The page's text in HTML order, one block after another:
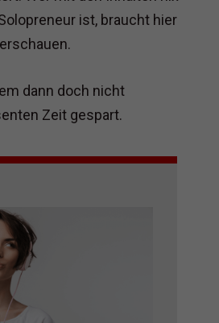
ist, braucht hier
dann doch nicht
Zeit gespart.